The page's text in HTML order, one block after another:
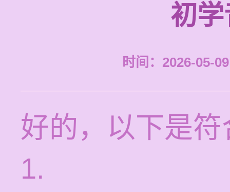
初
时间：2026-05-
好的，以下是
1.